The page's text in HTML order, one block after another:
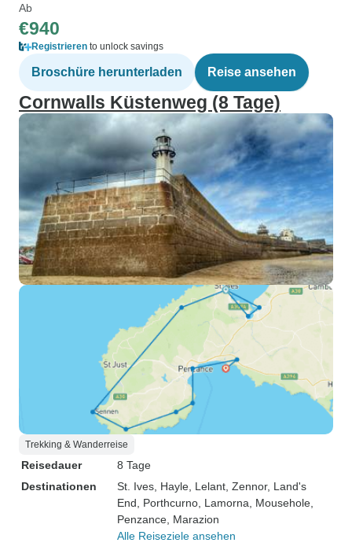
Ab
€940
Registrieren to unlock savings
Broschüre herunterladen Reise ansehen
Cornwalls Küstenweg (8 Tage)
Trekking & Wanderreise
Reisedauer
8 Tage
Destinationen
St. Ives , Hayle , Lelant , Zennor, Land's
End , Porthcurno , Lamorna , Mousehole
Penzance , Marazion
Alle Reiseziele ansehen